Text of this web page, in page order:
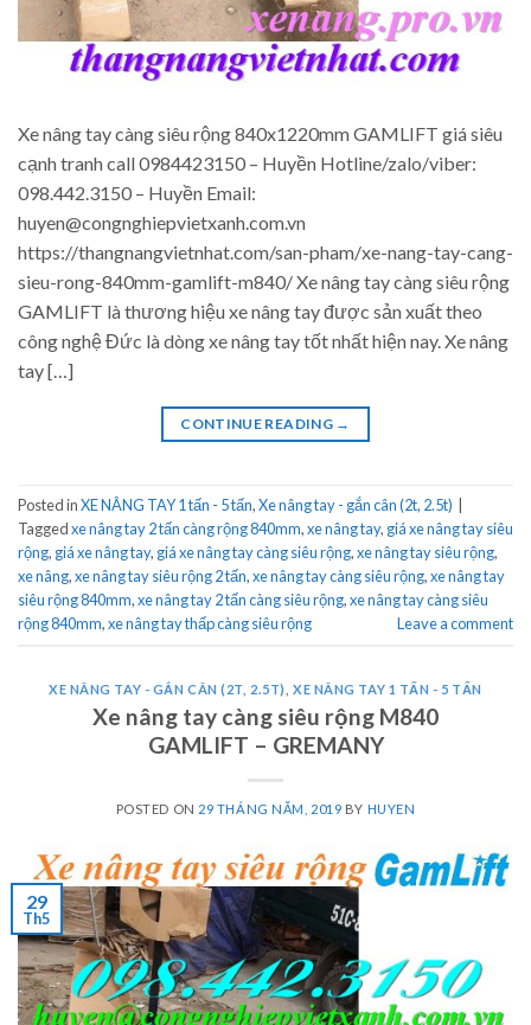
Xe nâng tay càng siêu rộng 840x1220mm GAMLIFT giá siêu
cạnh tranh call 0984423150 – Huyền Hotline/zalo/viber:
098.442.3150 – Huyền Email:
huyen@congnghiepvietxanh.com.vn
https://thangnangvietnhat.com/san-pham/xe-nang-tay-cang-
sieu-rong-840mm-gamlift-m840/ Xe nâng tay càng siêu rộng
GAMLIFT là thương hiệu xe nâng tay được sản xuất theo
công nghệ Đức là dòng xe nâng tay tốt nhất hiện nay. Xe nâng
tay […]
CONTINUE READING →
Posted inXE NÂNG TAY 1 tấn - 5 tấn,Xe nâng tay - gắn cân (2t, 2.5t)
Taggedxe nâng tay 2 tấn càng rộng 840mm,xe nâng tay, giá xe nâng tay siêu
rộng, giá xe nâng tay, giá xe nâng tay càng siêu rộng,xe nâng tay siêu rộng,
xe nâng,xe nâng tay siêu rộng 2 tấn,xe nâng tay càng siêu rộng,xe nâng tay
siêu rộng 840mm,xe nâng tay 2 tấn càng siêu rộng,xe nâng tay càng siêu
rộng 840mm,xe nâng tay thấp càng siêu rộng Leave a comment
XE NÂNG TAY - GẮN CÂN (2T, 2.5T) ,XE NÂNG TAY 1 TẤN - 5 TẤN
Xe nâng tay càng siêu rộng M840
GAMLIFT – GREMANY
POSTED ON 29 THÁNG NĂM, 2019 BY HUYEN
29
Th5